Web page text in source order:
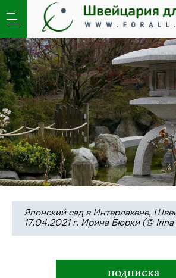
Искусство ,Новости,
превращения в саду
Японский сад в Интерлакене,
17.04.2021 г. Ирина Бюрки (© Irina
подписка